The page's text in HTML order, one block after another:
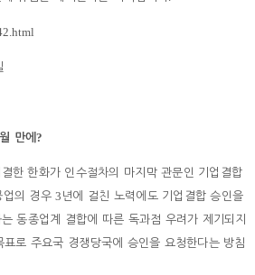
만에?
한 한화가 인수절차의 마지막 관문인 기업결합
업의 경우3 년에 걸친 노력에도 기업결합 승인을
동종업계 결합에 따른 독과점 우려가 제기되지
표로 주요국 경쟁당국에 승인을 요청한다는 방침